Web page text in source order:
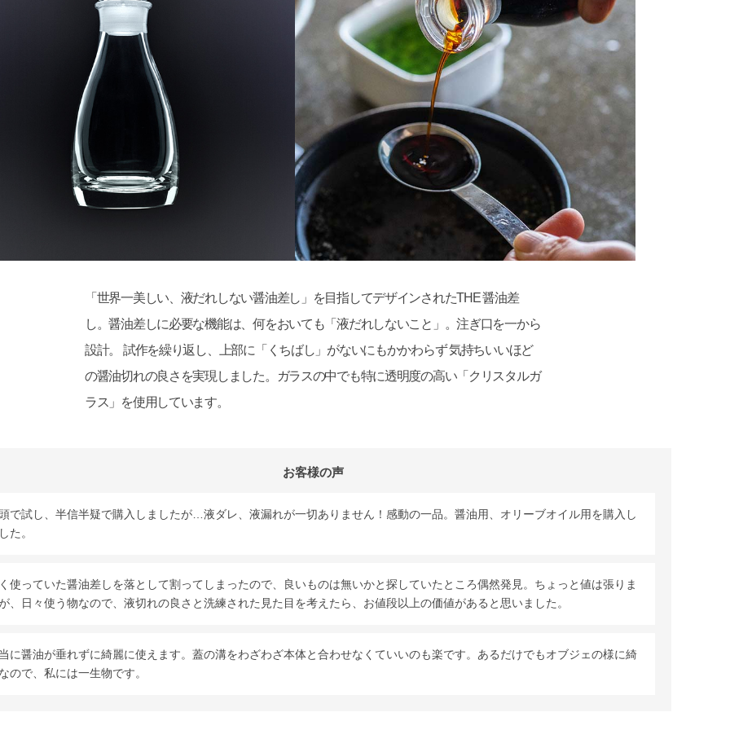
「世界一美しい、液だれしない醤油差し」を目指してデザインされたTHE 醤油差
し。醤油差しに必要な機能は、何をおいても「液だれしないこと」。注ぎ口を一から
設計。 試作を繰り返し、上部に「くちばし」がないにもかかわらず 気持ちいいほど
の醤油切れの良さを実現しました。ガラスの中でも特に透明度の高い「クリスタルガ
ラス」を使用しています。
お客様の声
で試し、半信半疑で購入しましたが…液ダレ、液漏れが一切ありません！感動の一品。醤油用、オリーブオイル用を購入し
た。
使っていた醤油差しを落として割ってしまったので、良いものは無いかと探していたところ偶然発見。ちょっと値は張りま
、日々使う物なので、液切れの良さと洗練された見た目を考えたら、お値段以上の価値があると思いました。
に醤油が垂れずに綺麗に使えます。蓋の溝をわざわざ本体と合わせなくていいのも楽です。あるだけでもオブジェの様に綺
ので、私には一生物です。